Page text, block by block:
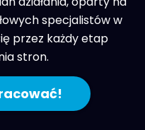
specjalistów w
przez każdy etap
stron.